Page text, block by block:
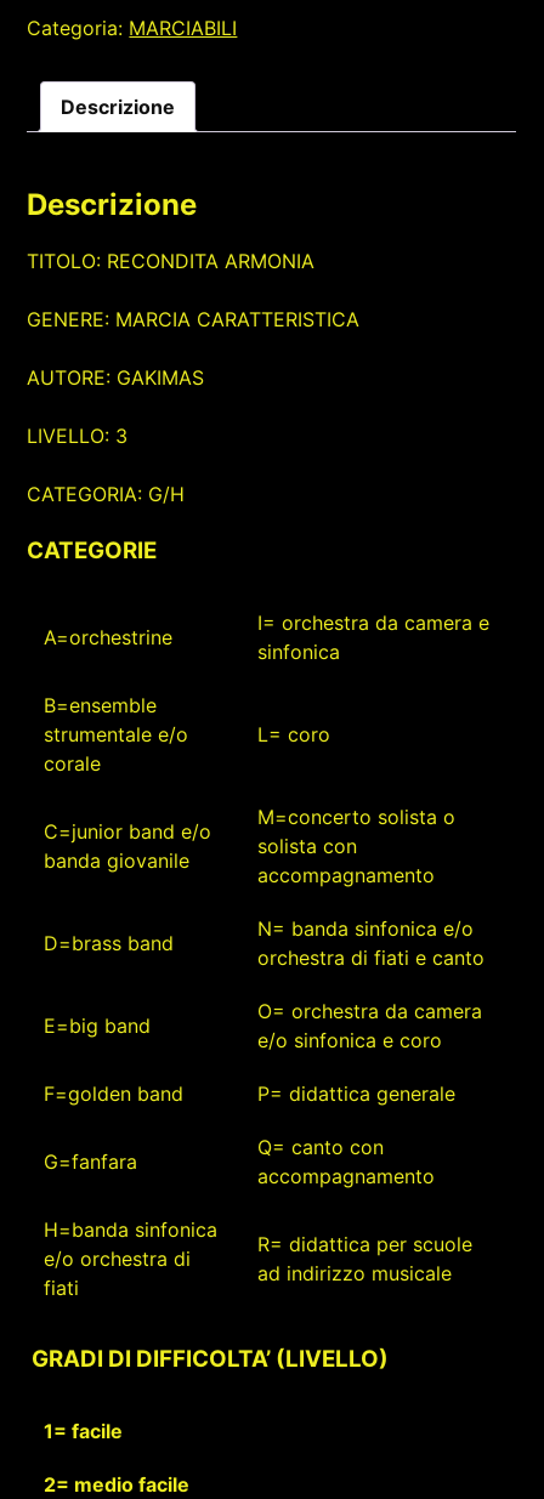
Categoria: MARCIABILI
Descrizione
Descrizione
TITOLO: RECONDITA ARMONIA
GENERE: MARCIA CARATTERISTICA
AUTORE: GAKIMAS
LIVELLO: 3
CATEGORIA: G/H
CATEGORIE
A=orchestrine
I= orchestra da camera e
sinfonica
B=ensemble
strumentale e/o
corale
L= coro
C=junior band e/o
banda giovanile
M=concerto solista o
solista con
accompagnamento
D=brass band
N= banda sinfonica e/o
orchestra di fiati e canto
E=big band
O= orchestra da camera
e/o sinfonica e coro
F=golden band P= didattica generale
G=fanfara
Q= canto con
accompagnamento
H=banda sinfonica
e/o orchestra di
fiati
R= didattica per scuole
ad indirizzo musicale
GRADI DI DIFFICOLTA’ (LIVELLO)
1= facile
2= medio facile